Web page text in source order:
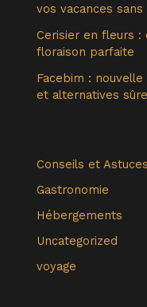
vos vacances
Cerisier en fleurs
floraison parfaite
Facebim :
et alternatives
Conseils et Astuces
Gastronomie
Hébergements
Uncategorized
voyage